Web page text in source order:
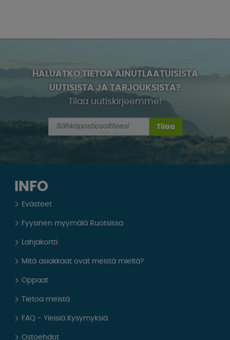
HALUATKO TIETOA AINUTLAATUISISTA
UUTISISTA JA TARJOUKSISTA?
Tilaa uutiskirjeemme!
Tilaa
INFO
Evästeet
Fyysinen myymälä Ruotsissa
Lahjakortti
Mitä asiakkaat ovat meistä mieltä?
Oppaat
Tietoa meistä
FAQ - Yleisiä Kysymyksiä
Ostoehdot